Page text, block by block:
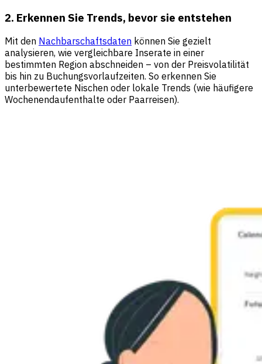
2. Erkennen Sie Trends, bevor sie entstehen
Mit den Nachbarschaftsdaten können Sie gezielt
analysieren, wie vergleichbare Inserate in einer
bestimmten Region abschneiden – von der Preisvolatilität
bis hin zu Buchungsvorlaufzeiten. So erkennen Sie
unterbewertete Nischen oder lokale Trends (wie häufigere
Wochenendaufenthalte oder Paarreisen).